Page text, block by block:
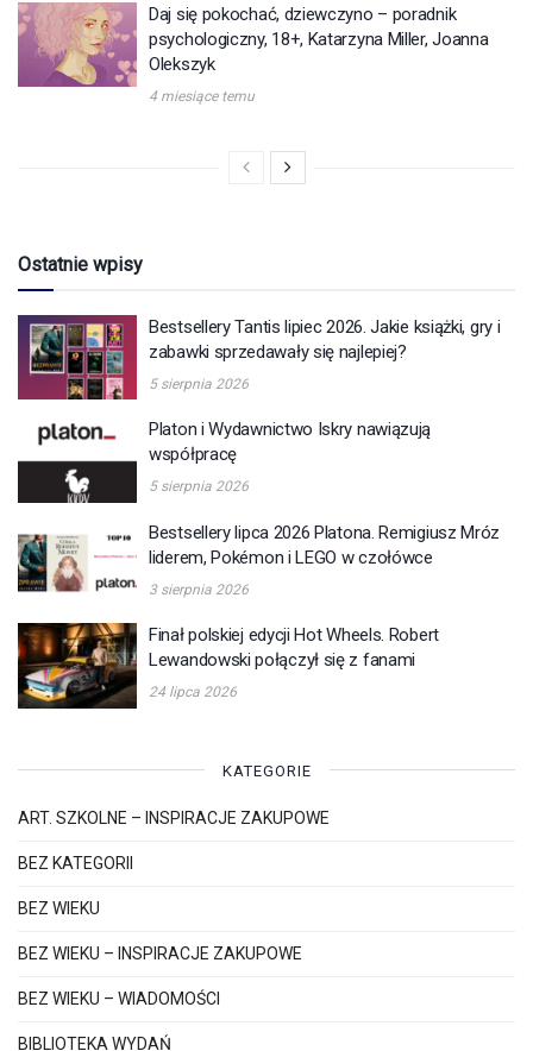
Daj się pokochać, dziewczyno – poradnik
psychologiczny, 18+, Katarzyna Miller, Joanna
Olekszyk
4 miesiące temu
Ostatnie wpisy
Bestsellery Tantis lipiec 2026. Jakie książki, gry i
zabawki sprzedawały się najlepiej?
5 sierpnia 2026
Platon i Wydawnictwo Iskry nawiązują
współpracę
5 sierpnia 2026
Bestsellery lipca 2026 Platona. Remigiusz Mróz
liderem, Pokémon i LEGO w czołówce
3 sierpnia 2026
Finał polskiej edycji Hot Wheels. Robert
Lewandowski połączył się z fanami
24 lipca 2026
KATEGORIE
ART. SZKOLNE – INSPIRACJE ZAKUPOWE
BEZ KATEGORII
BEZ WIEKU
BEZ WIEKU – INSPIRACJE ZAKUPOWE
BEZ WIEKU – WIADOMOŚCI
BIBLIOTEKA WYDAŃ